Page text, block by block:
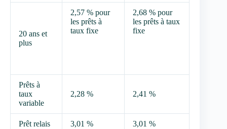
20 ans et
plus
2,57 % pour
les prêts à
taux fixe
2,68 % pour
les prêts à taux
fixe
Prêts à
taux
variable
2,28 % 2,41 %
Prêt relais 3,01 %
3,01 %